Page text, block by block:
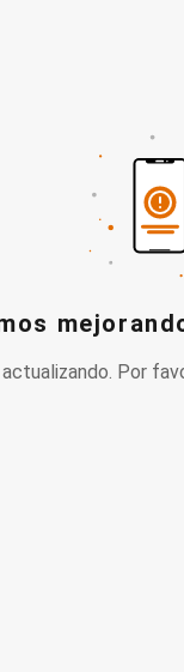
Por